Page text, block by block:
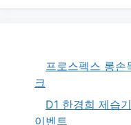
프로스펙스 롱손
크
D1 한경희 제습
이벤트